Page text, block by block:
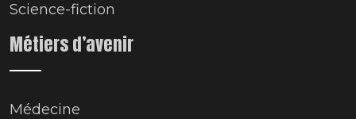
Science-fiction
Métiers d’avenir
Médecine